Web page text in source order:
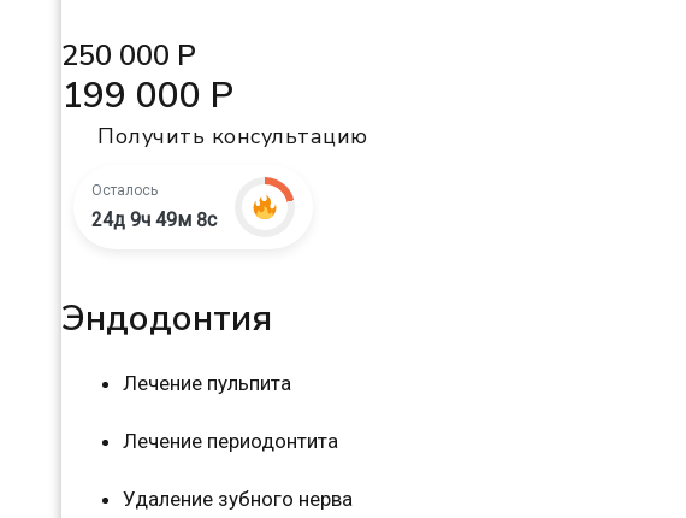
250 000 Р
199 000 Р
Получить консультацию
Осталось
24д 9ч 49м 7с
Эндодонтия
Лечение пульпита
Лечение периодонтита
Удаление зубного нерва